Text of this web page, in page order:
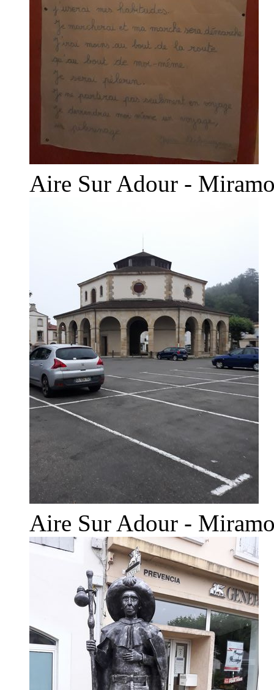
Aire Sur Adour -
Aire Sur Adour -